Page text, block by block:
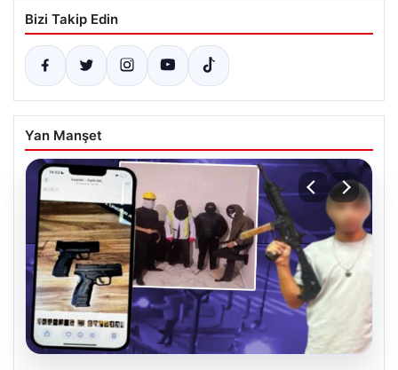
Bizi Takip Edin
Yan Manşet